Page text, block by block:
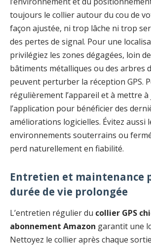
toujours le collier autour du cou de
façon ajustée, ni trop lâche ni trop
des pertes de signal. Pour une
privilégiez les zones dégagées, loin
bâtiments métalliques ou des arbres
peuvent perturber la réception GPS.
régulièrement l’appareil et à mettre
l’application pour bénéficier des
améliorations logicielles. Évitez aussi
environnements souterrains ou
perd naturellement en fiabilité.
Entretien et maintenance
durée de vie prolongée
L’entretien régulier du collier GPS
abonnement Amazon garantit une
Nettoyez le collier après chaque